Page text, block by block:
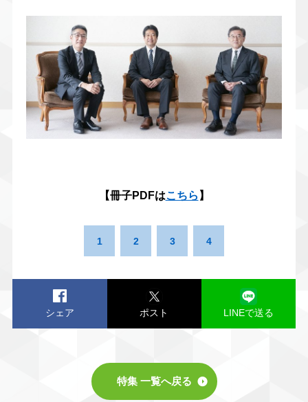
【冊子PDFはこちら 】
1 2 3 4
シェア ポスト LINEで送る
特集 一覧へ戻る